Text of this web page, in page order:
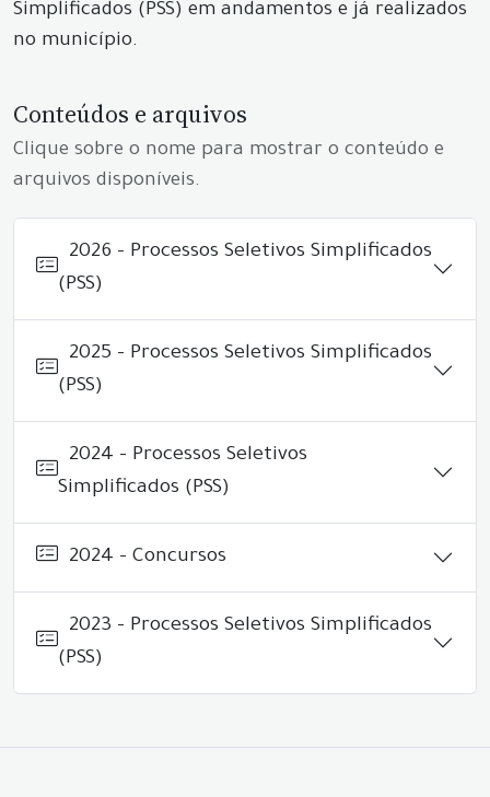
Simplificados (PSS) em andamentos e já realizados
no município.
Conteúdos e arquivos
Clique sobre o nome para mostrar o conteúdo e
arquivos disponíveis.
2026 - Processos Seletivos Simplificados
(PSS)
2025 - Processos Seletivos Simplificados
(PSS)
2024 - Processos Seletivos
Simplificados (PSS)
2024 - Concursos
2023 - Processos Seletivos Simplificados
(PSS)